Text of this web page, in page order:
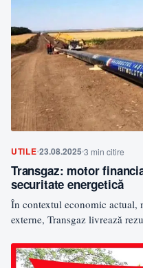
UTILE 23.08.2025 3 min citire
Transgaz: motor
securitate energetică
În contextul economic actual,
externe, Transgaz livrează